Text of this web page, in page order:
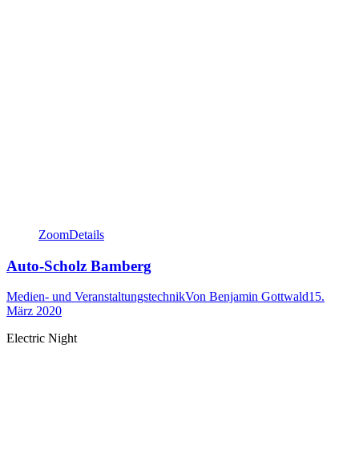
ZoomDetails
Auto-Scholz Bamberg
Medien- und VeranstaltungstechnikVon Benjamin Gottwald15.
März 2020
Electric Night